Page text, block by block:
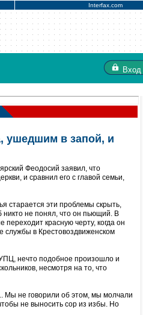
Interfax.com
Вход
ушедшим в запой, и
Феодосий заявил, что
и сравнил его с главой семьи,
старается эти проблемы скрыть,
никто не понял, что он пьющий. В
переходит красную черту, когда он
службы в Крестовоздвиженском
нечто подобное произошло и
несмотря на то, что
Мы не говорили об этом, мы молчали
не выносить сор из избы. Но